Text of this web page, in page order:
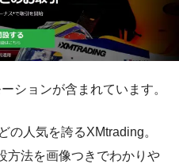
ションが含まれています。
の人気を誇るXMtrading。
方法を画像つきでわかりや